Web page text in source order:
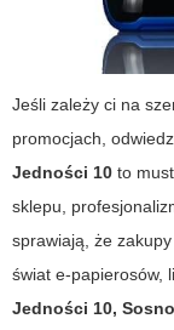
Jeśli zależy ci na
promocjach,
Jedności 10 to
sklepu,
sprawiają, że
świat e-papierosów,
Jedności 10,